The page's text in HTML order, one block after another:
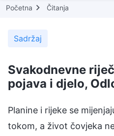
Početna Čitanja
Sadržaj
Svakodnevne
pojava i djelo,
Planine i rijeke se
tokom, a život čovjeka